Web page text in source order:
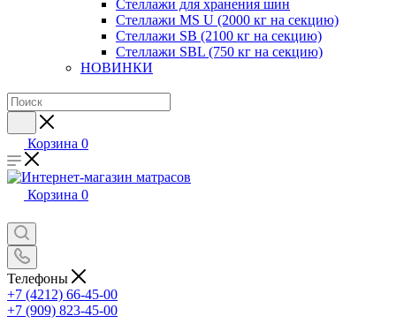
Стеллажи для хранения шин
Стеллажи MS U (2000 кг на секцию)
Стеллажи SB (2100 кг на секцию)
Стеллажи SBL (750 кг на секцию)
НОВИНКИ
Корзина 0
Корзина 0
Телефоны
+7 (4212) 66-45-00
+7 (909) 823-45-00